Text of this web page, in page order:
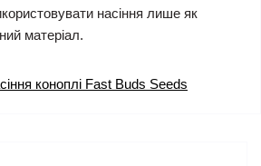
насіння лише як
матеріал.
коноплі Fast Buds Seeds